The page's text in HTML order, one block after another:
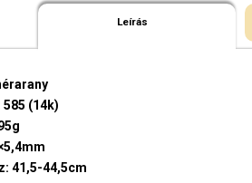
Leírás
(14k)
41,5-44,5cm